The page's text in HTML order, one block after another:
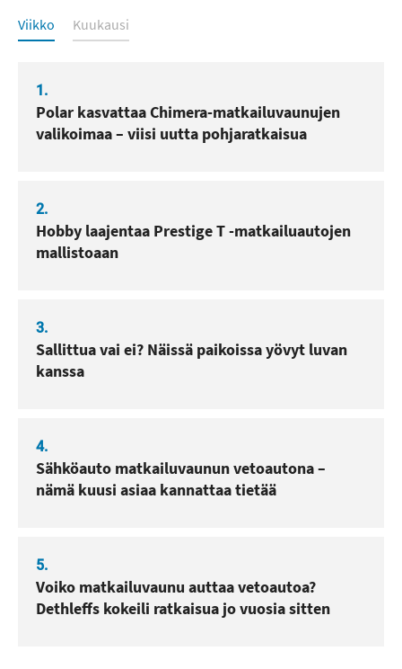
Luetuimmat
Viikko Kuukausi
1.
Polar kasvattaa Chimera-matkailuvaunujen
valikoimaa – viisi uutta pohjaratkaisua
2.
Hobby laajentaa Prestige T -matkailuautojen
mallistoaan
3.
Sallittua vai ei? Näissä paikoissa yövyt luvan
kanssa
4.
Sähköauto matkailuvaunun vetoautona –
nämä kuusi asiaa kannattaa tietää
5.
Voiko matkailuvaunu auttaa vetoautoa?
Dethleffs kokeili ratkaisua jo vuosia sitten